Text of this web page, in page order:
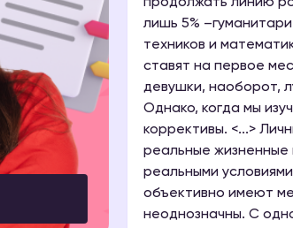
продолжать линию
лишь 5%
техников и
ставят на первое
девушки, наоборот,
Однако, когда мы
коррективы. <...>
реальные
реальными
объективно имеют
неоднозначны. С